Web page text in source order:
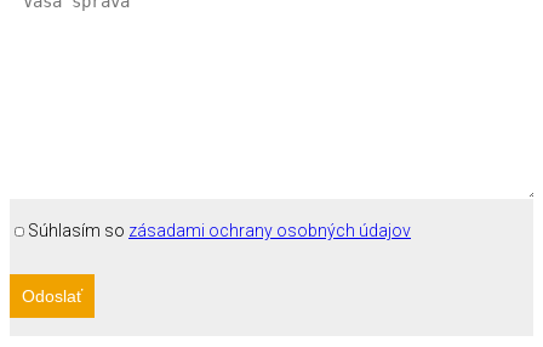
Súhlasím so zásadami ochrany osobných údajov